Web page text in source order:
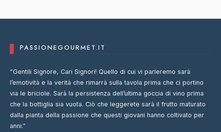
PASSIONEGOURMET.IT
“Gentili Signore, Cari Signori! Quello di cui vi parleremo sarà
l’emotività e la verità che rimarrà sulla tavola prima che ci portino
via le briciole. Sarà la persistenza dell’ultima goccia di vino prima
che la bottiglia sia vuota. Ciò che leggerete sarà il frutto maturato
dalla pianta della passione che questi giovani hanno coltivato per
anni.”